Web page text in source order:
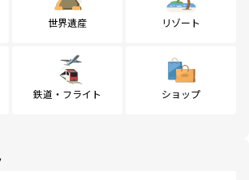
世界遺産 リゾート
鉄道・フライト ショップ